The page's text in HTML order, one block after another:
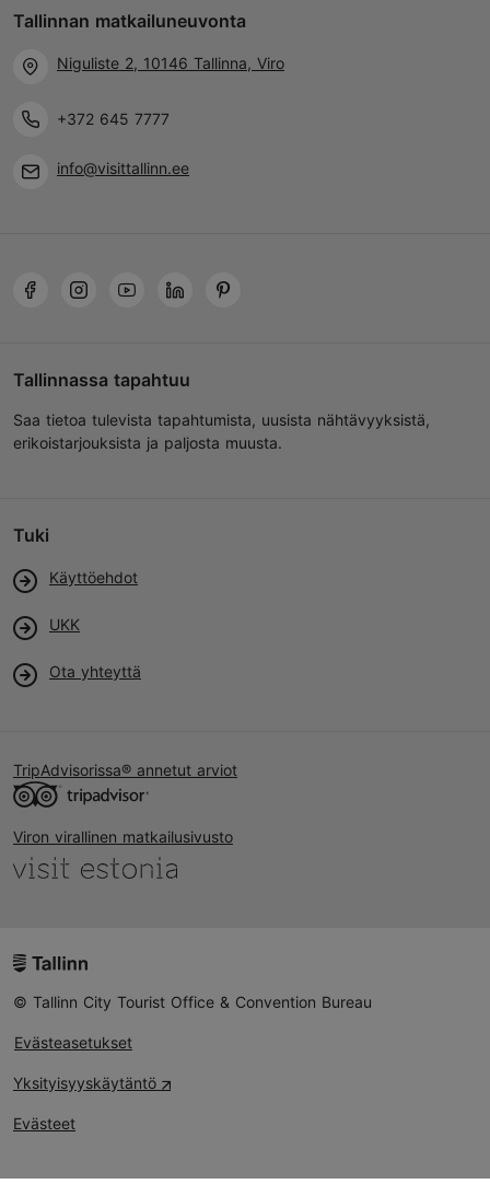
Tallinnan matkailuneuvonta
Niguliste 2, 10146 Tallinna, Viro
+372 645 7777
info@visittallinn.ee
Tallinnassa tapahtuu
Saa tietoa tulevista tapahtumista, uusista nähtävyyksistä,
erikoistarjouksista ja paljosta muusta.
Tuki
Käyttöehdot
UKK
Ota yhteyttä
TripAdvisorissa® annetut arviot
Viron virallinen matkailusivusto
© Tallinn City Tourist Office & Convention Bureau
Evästeasetukset
Yksityisyyskäytäntö
Evästeet